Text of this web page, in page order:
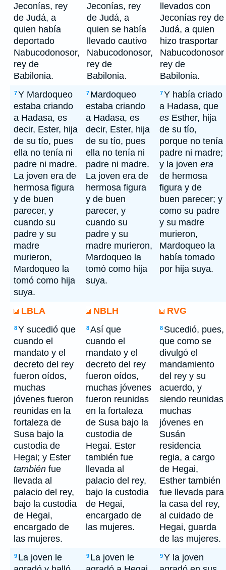
Jeconías, rey
de Judá, a
quien había
deportado
Nabucodonosor,
rey de
Babilonia.
Jeconías, rey
de Judá, a
quien se había
llevado cautivo
Nabucodonosor,
rey de
Babilonia.
llevados con
Jeconías rey de
Judá, a quien
hizo trasportar
Nabucodonosor
rey de
Babilonia.
7Y Mardoqueo
estaba criando
a Hadasa, es
decir, Ester, hija
de su tío, pues
ella no tenía ni
padre ni madre.
La joven era de
hermosa figura
y de buen
parecer, y
cuando su
padre y su
madre
murieron,
Mardoqueo la
tomó como hija
suya.
7 Mardoqueo
estaba criando
a Hadasa, es
decir, Ester, hija
de su tío, pues
ella no tenía ni
padre ni madre.
La joven era de
hermosa figura
y de buen
parecer, y
cuando su
padre y su
madre murieron,
Mardoqueo la
tomó como hija
suya.
7Y había criado
a Hadasa, que
es Esther, hija
de su tío,
porque no tenía
padre ni madre;
y la joven era
de hermosa
figura y de
buen parecer; y
como su padre
y su madre
murieron,
Mardoqueo la
había tomado
por hija suya.
LBLA NBLH RVG
8Y sucedió que
cuando el
mandato y el
decreto del rey
fueron oídos,
muchas
jóvenes fueron
reunidas en la
fortaleza de
Susa bajo la
custodia de
Hegai; y Ester
también fue
llevada al
palacio del rey,
bajo la custodia
de Hegai,
encargado de
las mujeres.
8Así que
cuando el
mandato y el
decreto del rey
fueron oídos,
muchas jóvenes
fueron reunidas
en la fortaleza
de Susa bajo la
custodia de
Hegai. Ester
también fue
llevada al
palacio del rey,
bajo la custodia
de Hegai,
encargado de
las mujeres.
8 Sucedió, pues,
que como se
divulgó el
mandamiento
del rey y su
acuerdo, y
siendo reunidas
muchas
jóvenes en
Susán
residencia
regia, a cargo
de Hegai,
Esther también
fue llevada para
la casa del rey,
al cuidado de
Hegai, guarda
de las mujeres.
9 La joven le
9 La joven le
9Y la joven